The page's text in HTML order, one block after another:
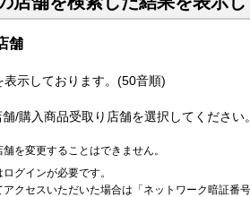
舗
表示しております。(50音順)
/購入商品受取り店舗を選択してください。
を変更することはできません。
グインが必要です。
アクセスいただいた場合は「ネットワーク暗証番